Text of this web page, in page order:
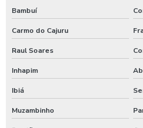
Sistema de lavagem de ônibus
Sistema de lavagem para
Sulfato de alumínio para tratamento
Sulfato de alumínio tratamento de
Tarifador de banho para praia
Tarifador para calibrador
Bambuí
Carmo do Cajuru
Raul Soares
Inhapim
Ibiá
Muzambinho